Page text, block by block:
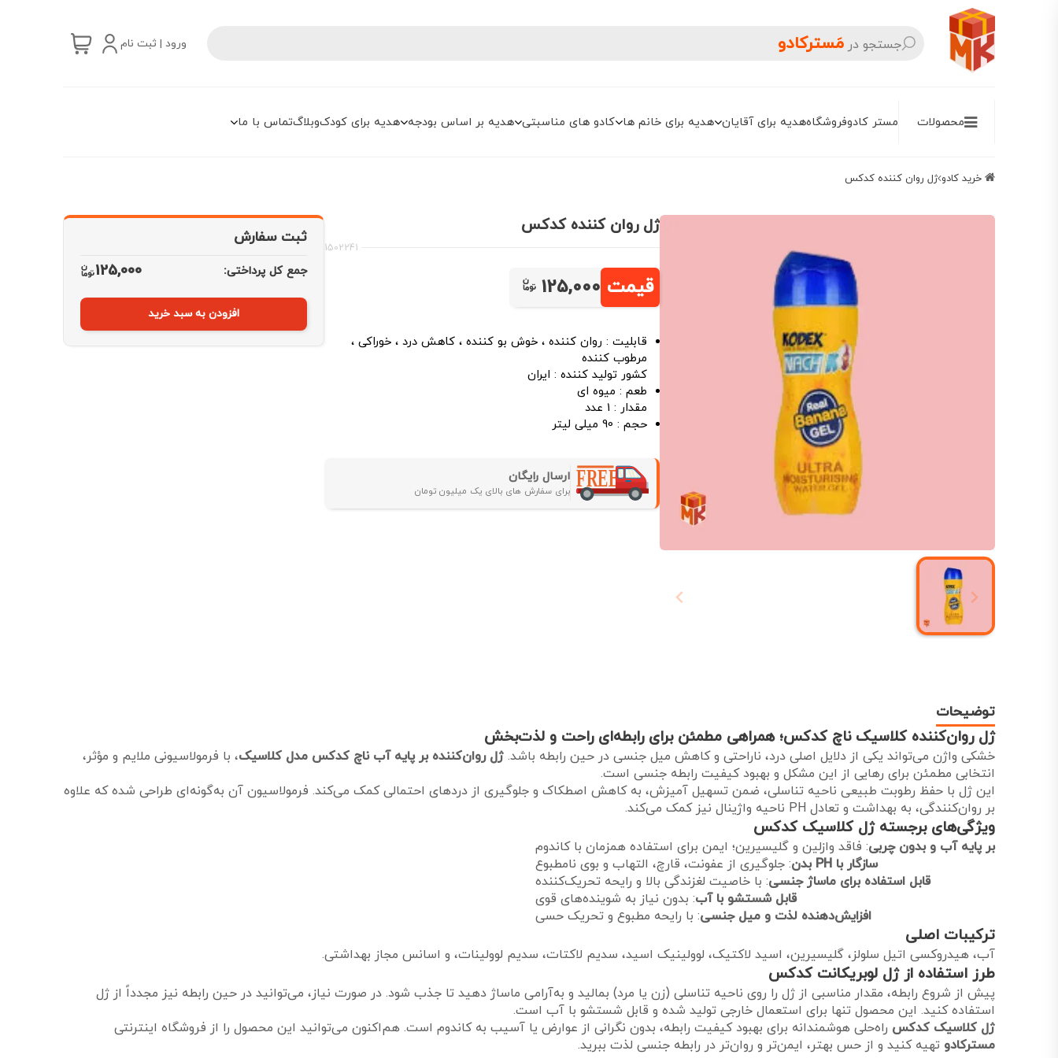
جستجو درمَسترکادو ورود | ثبت نام
محصولات مستر کادوفروشگاههدیه برای آقایان هدیه برای خانم ها کادو های مناسبتی هدیه بر اساس بودجه هدیه برای کودکوبلاگتماس با ما
ژل روان کننده کدکس
ژل روان کننده کدکس
1502241
قیمت 125,000
قابلیت : روان کننده ، خوش بو کننده ، کاهش درد ، خوراکی ،
مرطوب کننده
کشور تولید کننده : ایران
طعم : میوه ای
مقدار : 1 عدد
حجم : 90 میلی لیتر
ارسال رایگان
برای سفارش های بالای یک میلیون تومان
ثبت سفارش
جمع کل پرداختی: 125,000
افزودن به سبد خرید
توضیحات
ژل روان‌کننده کلاسیک ناچ کدکس؛ همراهی مطمئن برای رابطه‌ای راحت و لذت‌بخش
خشکی واژن می‌تواند یکی از دلایل اصلی درد، ناراحتی و کاهش میل جنسی در حین رابطه باشد. ژل روان‌کننده بر پایه آب ناچ کدکس مدل کلاسیک، با فرمولاسیونی ملایم و مؤثر،
انتخابی مطمئن برای رهایی از این مشکل و بهبود کیفیت رابطه جنسی است.
این ژل با حفظ رطوبت طبیعی ناحیه تناسلی، ضمن تسهیل آمیزش، به کاهش اصطکاک و جلوگیری از دردهای احتمالی کمک می‌کند. فرمولاسیون آن به‌گونه‌ای طراحی شده که علاوه
بر روان‌کنندگی، به بهداشت و تعادل PH ناحیه واژینال نیز کمک می‌کند.
ویژگی‌های برجسته ژل کلاسیک کدکس
بر پایه آب و بدون چربی: فاقد وازلین و گلیسیرین؛ ایمن برای استفاده همزمان با کاندوم
سازگار با PH بدن
: جلوگیری از عفونت، قارچ، التهاب و بوی نامطبوع
قابل استفاده برای ماساژ جنسی: با خاصیت لغزندگی بالا و رایحه تحریک‌کننده
قابل شستشو با آب: بدون نیاز به شوینده‌های قوی
افزایش‌دهنده لذت و میل جنسی: با رایحه مطبوع و تحریک حسی
ترکیبات اصلی
آب، هیدروکسی اتیل سلولز، گلیسیرین، اسید لاکتیک، لوولینیک اسید، سدیم لاکتات، سدیم لوولینات، و اسانس مجاز بهداشتی.
طرز استفاده از ژل لوبریکانت کدکس
پیش از شروع رابطه، مقدار مناسبی از ژل را روی ناحیه تناسلی (زن یا مرد) بمالید و به‌آرامی ماساژ دهید تا جذب شود. در صورت نیاز، می‌توانید در حین رابطه نیز مجدداً از ژل
استفاده کنید. این محصول تنها برای استعمال خارجی تولید شده و قابل شستشو با آب است.
ژل کلاسیک کدکس راه‌حلی هوشمندانه برای بهبود کیفیت رابطه، بدون نگرانی از عوارض یا آسیب به کاندوم است. هم‌اکنون می‌توانید این محصول را از فروشگاه اینترنتی
مسترکادو تهیه کنید و از حس بهتر، ایمن‌تر و روان‌تر در رابطه جنسی لذت ببرید.